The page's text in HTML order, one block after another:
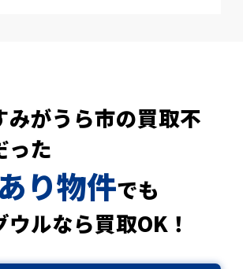
みがうら市の買取不
った
り物件でも
ウルなら買取OK！